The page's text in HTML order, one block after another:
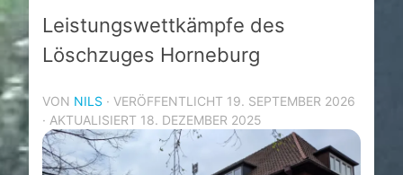
Leistungswettkämpfe des
Löschzuges Horneburg
VON NILS · VERÖFFENTLICHT 19. SEPTEMBER 2026
· AKTUALISIERT 18. DEZEMBER 2025